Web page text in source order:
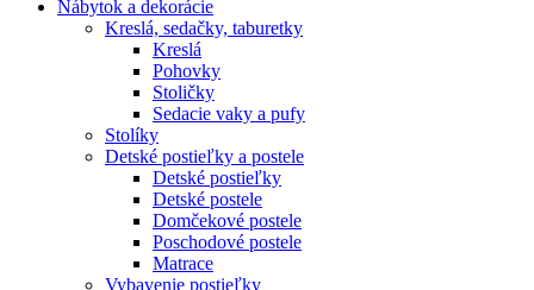
Nábytok a dekorácie
Kreslá, sedačky, taburetky
Kreslá
Pohovky
Stoličky
Sedacie vaky a pufy
Stolíky
Detské postieľky a postele
Detské postieľky
Detské postele
Domčekové postele
Poschodové postele
Matrace
Vybavenie postieľky